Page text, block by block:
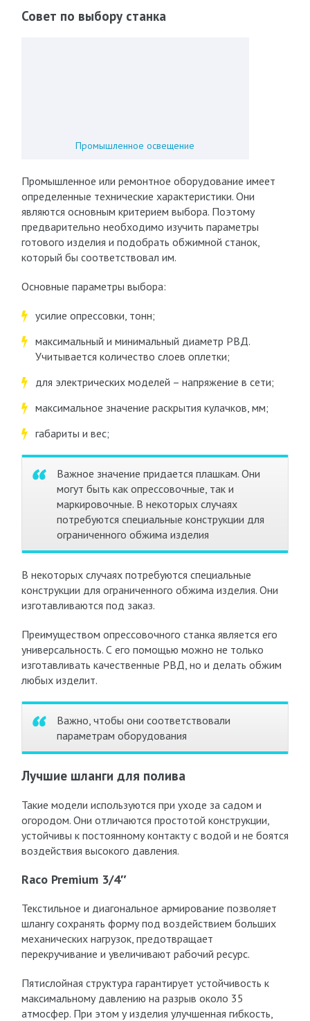
Совет по выбору станка
Промышленное освещение
Промышленное или ремонтное оборудование имеет
определенные технические характеристики. Они
являются основным критерием выбора. Поэтому
предварительно необходимо изучить параметры
готового изделия и подобрать обжимной станок,
который бы соответствовал им.
Основные параметры выбора:
усилие опрессовки, тонн;
максимальный и минимальный диаметр РВД.
Учитывается количество слоев оплетки;
для электрических моделей – напряжение в сети;
максимальное значение раскрытия кулачков, мм;
габариты и вес;
Важное значение придается плашкам. Они
могут быть как опрессовочные, так и
маркировочные. В некоторых случаях
потребуются специальные конструкции для
ограниченного обжима изделия
В некоторых случаях потребуются специальные
конструкции для ограниченного обжима изделия. Они
изготавливаются под заказ.
Преимуществом опрессовочного станка является его
универсальность. С его помощью можно не только
изготавливать качественные РВД, но и делать обжим
любых изделит.
Важно, чтобы они соответствовали
параметрам оборудования
Лучшие шланги для полива
Такие модели используются при уходе за садом и
огородом. Они отличаются простотой конструкции,
устойчивы к постоянному контакту с водой и не боятся
воздействия высокого давления.
Raco Premium 3/4″
Текстильное и диагональное армирование позволяет
шлангу сохранять форму под воздействием больших
механических нагрузок, предотвращает
перекручивание и увеличивают рабочий ресурс.
Пятислойная структура гарантирует устойчивость к
максимальному давлению на разрыв около 35
атмосфер. При этом у изделия улучшенная гибкость,